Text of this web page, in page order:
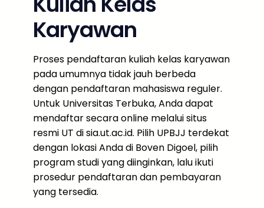
Karyawan
Proses pendaftaran kuliah kelas karyawan
pada umumnya tidak jauh berbeda
dengan pendaftaran mahasiswa reguler.
Untuk Universitas Terbuka, Anda dapat
mendaftar secara online melalui situs
resmi UT di sia.ut.ac.id. Pilih UPBJJ terdekat
dengan lokasi Anda di Boven Digoel, pilih
program studi yang diinginkan, lalu ikuti
prosedur pendaftaran dan pembayaran
yang tersedia.